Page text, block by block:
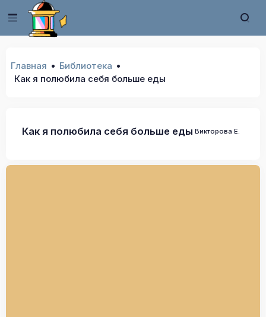
Главная
Библиотека
Как я полюбила себя больше еды
Как я полюбила себя больше еды Викторова Е.